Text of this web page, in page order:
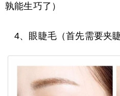
孰能生巧了）
4、眼睫毛（首先需要夹